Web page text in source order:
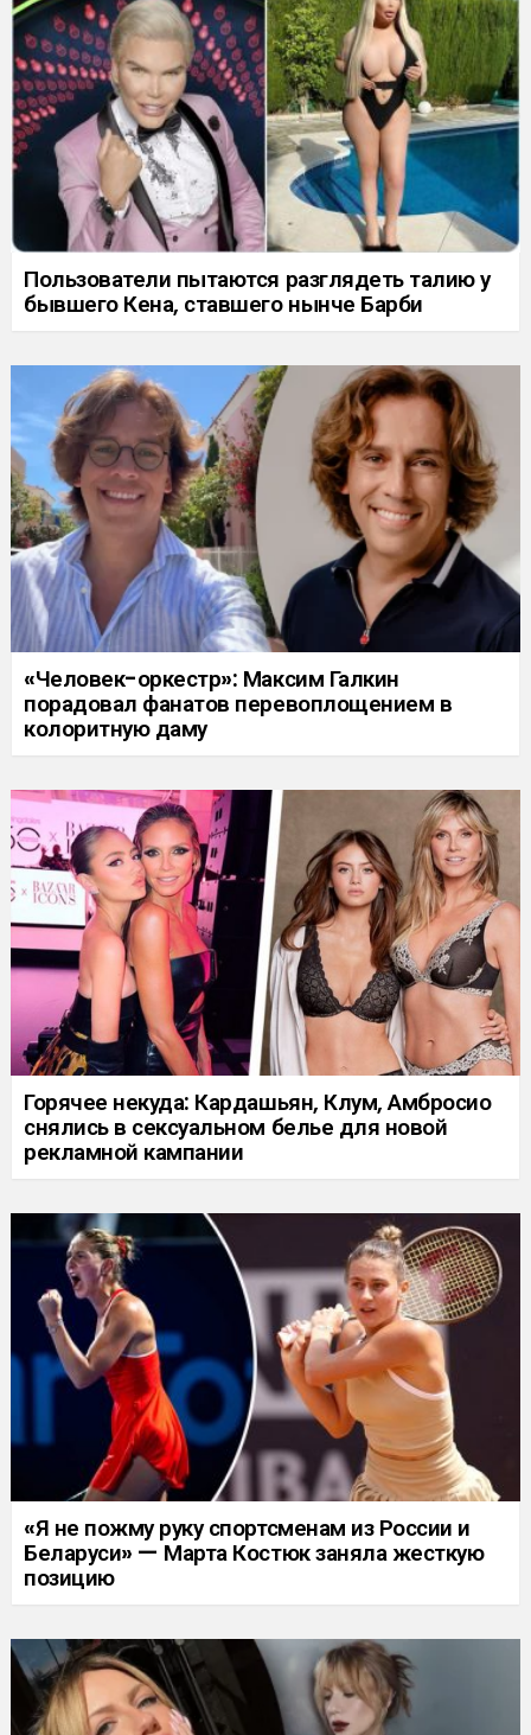
Пользователи пытаются разглядеть талию у
бывшего Кена, ставшего нынче Барби
«Человек-оркестр»: Максим Галкин
порадовал фанатов перевоплощением в
колоритную даму
Горячее некуда: Кардашьян, Клум, Амбросио
снялись в сексуальном белье для новой
рекламной кампании
«Я не пожму руку спортсменам из России и
Беларуси» — Марта Костюк заняла жесткую
позицию